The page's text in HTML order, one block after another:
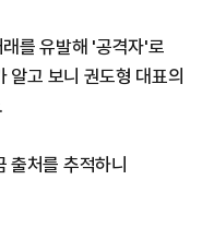
를 유발해 '공격자'로
알고 보니 권도형 대표의
출처를 추적하니